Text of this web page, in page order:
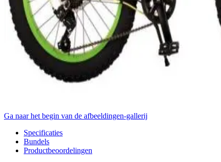
Ga naar het begin van de afbeeldingen-gallerij
Specificaties
Bundels
Productbeoordelingen